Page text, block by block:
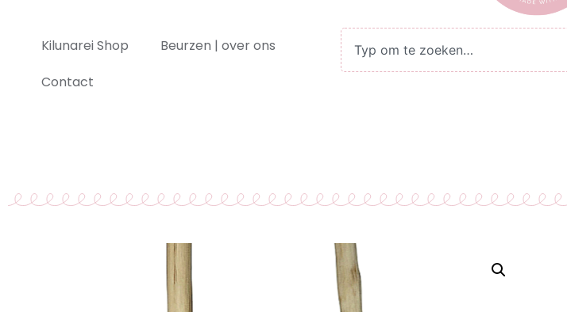
Kilunarei Shop
Beurzen | over ons
Contact